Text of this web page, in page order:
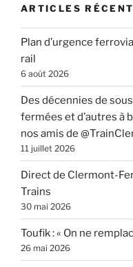
ARTICLES
Plan d’urgence
rail
6 août 2026
Des décennies de
fermées et d’autres à
nos amis de
11 juillet 2026
Direct de Clermont-
Trains
30 mai 2026
Toufik : « On ne
26 mai 2026